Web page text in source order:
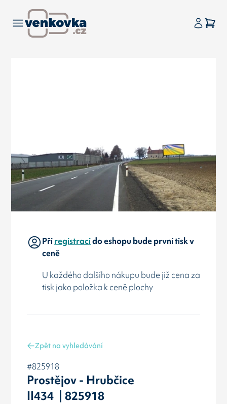
Přiregistracido eshopu bude první tisk v
ceně
U každého dalšího nákupu bude již cena za
tisk jako položka k ceně plochy
Zpět na vyhledávání
#825918
Prostějov - Hrubčice
II434 | 825918